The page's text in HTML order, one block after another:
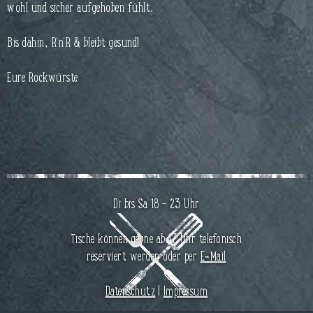
wohl und sicher aufgehoben fühlt.
Bis dahin, R'n'R & bleibt gesund!
Eure Rockwürste
Di bis Sa 18 – 23 Uhr
Tische können gerne ab 17 Uhr telefonisch
reserviert werden oder per E‑Mail
Datenschutz Impressum